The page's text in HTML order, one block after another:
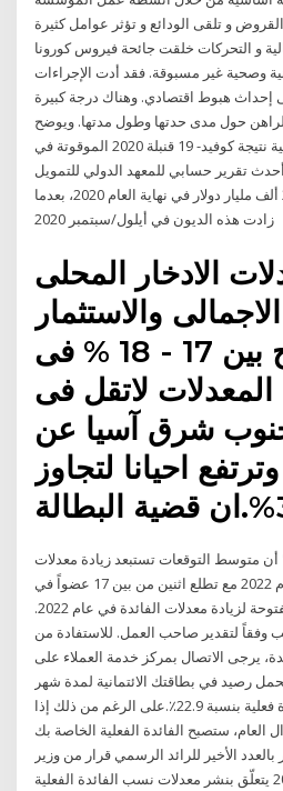
و تلقى الودائع و تؤثر عوامل كثيرة
و التحركات خلقت جائحة فيروس كورونا
إنسانية وصحية غير مسبوقة. فقد أدت الإجراءات
إحداث هبوط اقتصادي. وهناك درجة كبيرة
حول مدى حدتها وطول مدتها. ويوضح
آخر عدد حجم الديون العالمية نتيجة كوفيد- 19 قنبلة 2020 الموقوتة في
أحدث تقرير حسابي للمعهد الدولي للتمويل (iif) قد تصل الديون على
صعيد العالم إلى حجم 277 ألف مليار دولار في نهاية العام 2020، بعدما
زادت هذه الديون في أيلول/سبتمبر 2020
الادخار المحلى
والاستثمار
المحلى تتراوح بين 17 - 18 % فى
لاتقل فى
شرق آسيا عن
وترتفع احيانا لتجاوز
متوسط التوقعات تستبعد زيادة معدلات
الفائدة قبل حلول نهاية عام 2022 مع تطلع اثنين من بين 17 عضواً في
اللجنة الفيدرالية للسوق المفتوحة لزيادة معدلات الفائدة في عام 2022.
وفقاً لتقدير صاحب العمل. للاستفادة من
يرجى الاتصال بمركز خدمة العملاء على
إذا كنت تحمل رصيد في بطاقتك الائتمانية لمدة شهر
واحد فقط، ستفرض لك فائدة فعلية بنسبة 22.9٪.على الرغم من ذلك إذا
ستصبح الفائدة الفعلية الخاصة بك
بالعدد الأخير للرائد الرسمي قرار من وزير
الماليّة مؤرّخ في 6 مارس 2018 يتعلّق بنشر معدلات نسب الفائدة الفعلية